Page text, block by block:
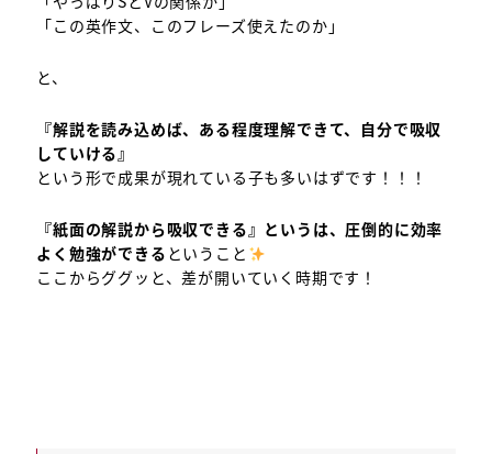
「この英作文、このフレーズ使えたのか」
と、
『解説を読み込めば、ある程度理解できて、自分で吸収
していける』
という形で成果が現れている子も多いはずです！！！
『紙面の解説から吸収できる』というは、圧倒的に効率
よく勉強ができる ということ
ここからググッと、差が開いていく時期です！